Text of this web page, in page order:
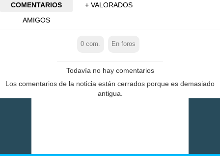
COMENTARIOS
+ VALORADOS
AMIGOS
0 com. En foros
Todavía no hay comentarios
Los comentarios de la noticia están cerrados porque es demasiado
antigua.